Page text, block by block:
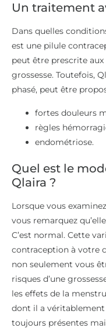
Un traitement
Dans quelles
est une pilule
peut être prescrite
grossesse. Toutefois,
phasé, peut être
fortes douleurs
règles
endométriose.
Quel est le
Qlaira ?
Lorsque vous
vous remarquez
C’est normal. Cette
contraception à votre
non seulement vous
risques d’une
les effets de la
dont il a véritablement
toujours présentes